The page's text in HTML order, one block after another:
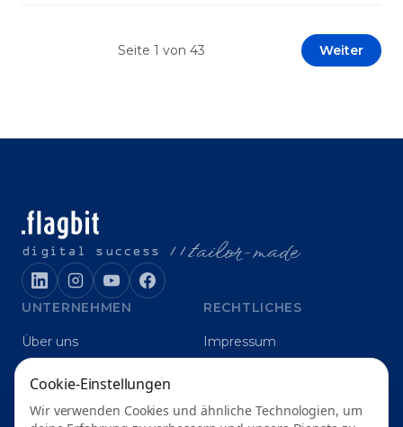
Prototypen entwickeln und interne Skepsis
abbauen. Der zentrale Begriff dieses Beitrags ist
Seite 1 von 43 Weiter
digital success //tailor-made
UNTERNEHMEN
Über uns
RECHTLICHES
Impressum
Cookie-Einstellungen
Wir verwenden Cookies und ähnliche Technologien, um